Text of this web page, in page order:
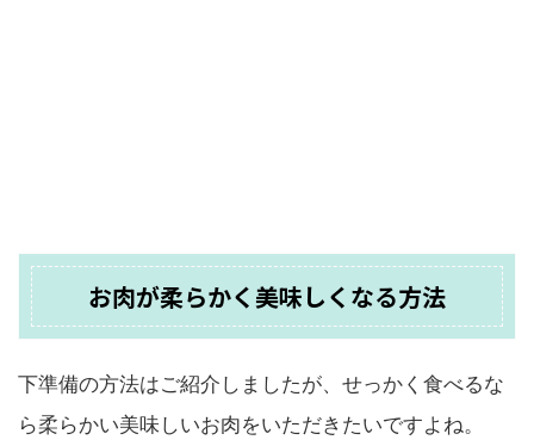
お肉が柔らかく美味しくなる方法
下準備の方法はご紹介しましたが、せっかく食べるな
ら柔らかい美味しいお肉をいただきたいですよね。